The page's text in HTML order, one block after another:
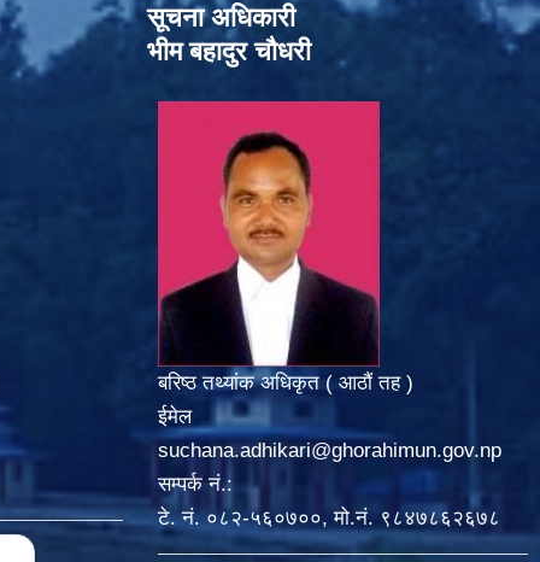
सूचना अधिकारी
भीम बहादुर चौधरी
बरिष्ठ तथ्यांक अधिकृत ( आठौं तह )
ईमेल
suchana.adhikari@ghorahimun.gov.np
सम्पर्क नं.:
टे. नं. ०८२-५६०७००, मो.नं. ९८४७८६२६७८